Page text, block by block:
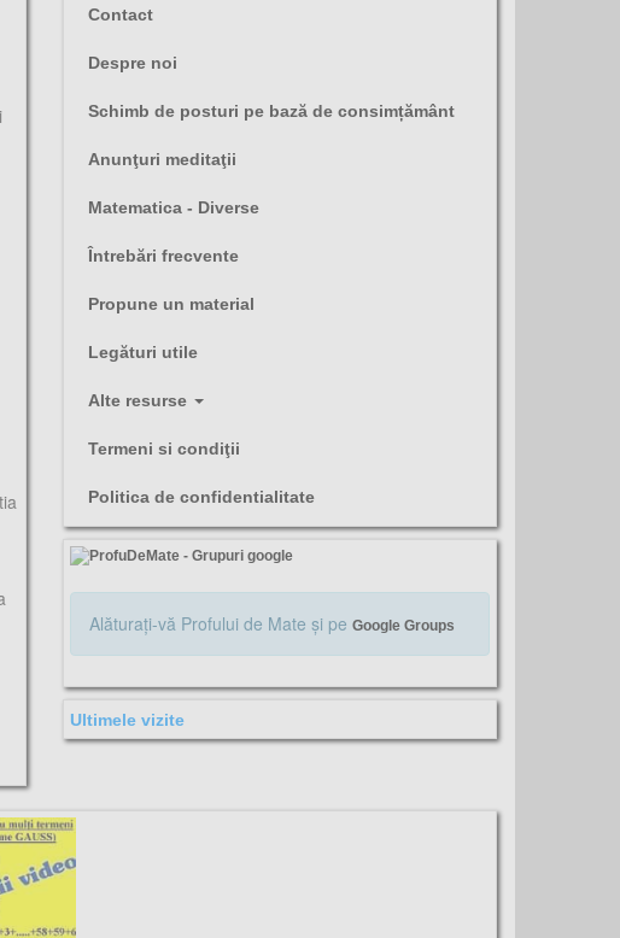
Contact
Despre noi
Schimb de posturi pe bază de consimțământ
Anunţuri meditaţii
Matematica - Diverse
Întrebări frecvente
Propune un material
Legături utile
Alte resurse
Termeni si condiţii
Politica de confidentialitate
Alăturaţi-vă Profului de Mate şi pe Google Groups
Ultimele vizite